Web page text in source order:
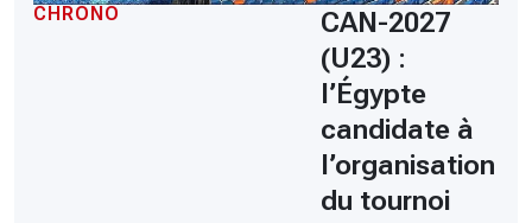
CHRONO
CAN-2027
(U23) :
l’Égypte
candidate à
l’organisation
du tournoi